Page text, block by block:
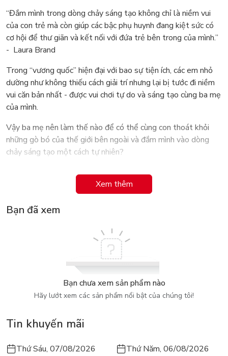
“Đắm mình trong dòng chảy sáng tạo không chỉ là niềm vui
của con trẻ mà còn giúp các bậc phụ huynh đang kiệt sức có
cơ hội để thư giãn và kết nối với đứa trẻ bên trong của mình.”
- Laura Brand
Trong “vương quốc” hiện đại với bao sự tiện ích, các em nhỏ
dường như không thiếu cách giải trí nhưng lại bị tước đi niềm
vui căn bản nhất - được vui chơi tự do và sáng tạo cùng ba mẹ
của mình.
Vậy ba mẹ nên làm thế nào để có thể cùng con thoát khỏi
những gò bó của thế giới bên ngoài và đắm mình vào dòng
chảy sáng tạo một cách tự nhiên?
Câu trả lời sẽ nằm trong Tí toáy mỗi ngày - 50 ý tưởng thủ
công sáng tạo tại nhà. Một cuốn sách mộng mơ tập hợp bên
trong biết bao ý tưởng độc-nhất-vô-nhị, đánh thức trí tò mò
cùng óc tưởng tượng của ngay cả những người lớn khó tính
cùng nhau ở bất cứ đâu: trong bếp, phòng tắm, ngoài sân,...
Thế giới ngoài kia sẽ chẳng còn hiện hữu, thay vào đó là sự
kết nối đầy ý nghĩa với con và tái-kết nối với chính mình. Vậy
còn chần chừ gì nữa, xin mời bạn bước vào thế giới kỳ thú
của Tí toáy mỗi ngày và khám phá ngay thôi!
Xem thêm
Bạn đã xem
Bạn chưa xem sản phẩm nào
Hãy lướt xem các sản phẩm nổi bật của chúng tôi!
Tin khuyến mãi
Thứ Sáu, 07/08/2026 Thứ Năm, 06/08/2026